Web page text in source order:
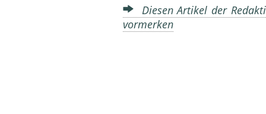
Diesen Artikel der
vormerken